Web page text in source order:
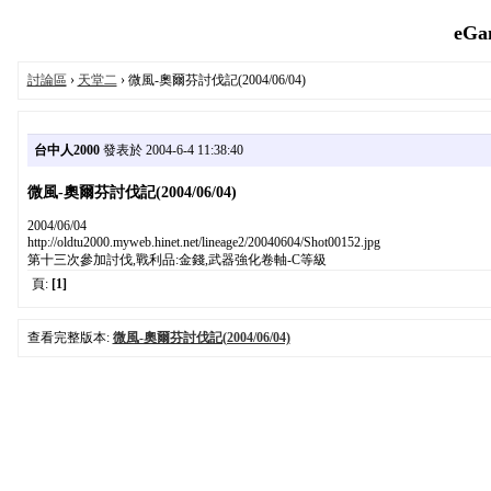
討論區 › 天堂二› 微風-奧爾芬討伐記(2004/06/04)
台中人2000發表於 2004-6-4 11:38:40
微風-奧爾芬討伐記(2004/06/04)
2004/06/04
http://oldtu2000.myweb.hinet.net/lineage2/20040604/Shot00152.jpg
第十三次參加討伐,戰利品:金錢,武器強化卷軸-C等級
頁: [1]
查看完整版本: 微風-奧爾芬討伐記(2004/06/04)